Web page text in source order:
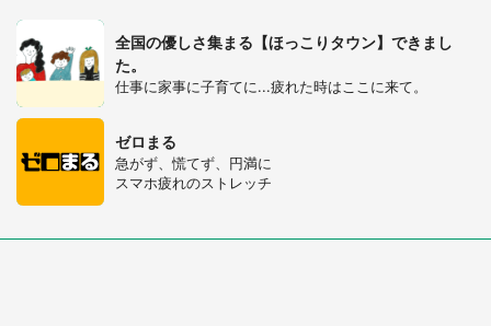
都道府選択
全国の優しさ集まる【ほっこりタウン】できまし
た。
仕事に家事に子育てに...疲れた時はここに来て。
ゼロまる
急がず、慌てず、円満に
スマホ疲れのストレッチ